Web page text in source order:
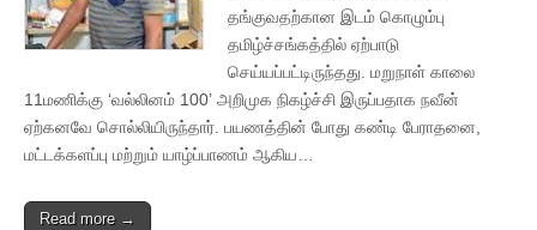
தங்குவதற்கான இடம் கொழும்பு
தமிழ்ச்சங்கத்தில் ஏற்பாடு
செய்யப்பட்டிருந்தது. மறுநாள் காலை
11மணிக்கு ‘வல்லினம் 100’ அறிமுக நிகழ்ச்சி இருப்பதாக நவீன்
ஏற்கனவே சொல்லியிருந்தார். பயணத்தின் போது கண்டி பேராதனை,
மட்டக்களப்பு மற்றும் யாழ்ப்பாணம் ஆகிய…
Read more →